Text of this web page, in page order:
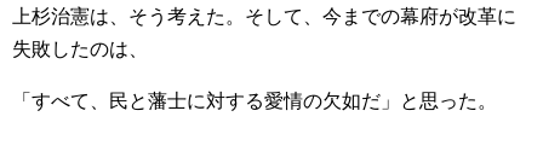
上杉治憲は、そう考えた。そして、今までの幕府が改革に
失敗したのは、
「すべて、民と藩士に対する愛情の欠如だ」と思った。